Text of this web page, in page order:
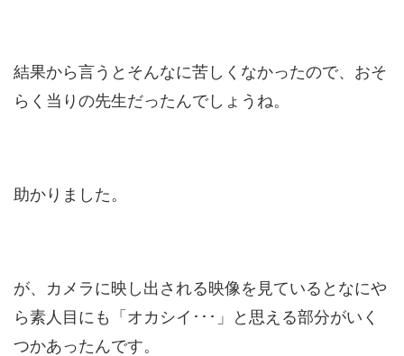
結果から言うとそんなに苦しくなかったので、おそ
らく当りの先生だったんでしょうね。
助かりました。
が、カメラに映し出される映像を見ているとなにや
ら素人目にも「オカシイ･･･」と思える部分がいく
つかあったんです。